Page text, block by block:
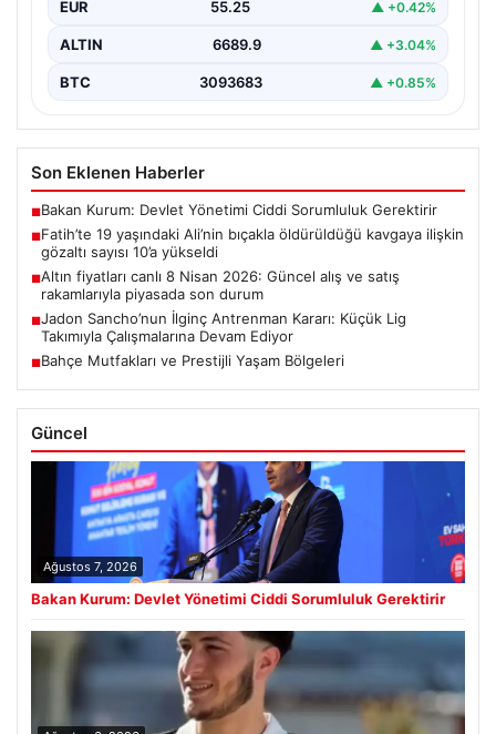
EUR 55.25 ▲ +0.42%
ALTIN 6689.9 ▲ +3.04%
BTC 3093683 ▲ +0.85%
Son Eklenen Haberler
■Bakan Kurum: Devlet Yönetimi Ciddi Sorumluluk Gerektirir
■Fatih’te 19 yaşındaki Ali’nin bıçakla öldürüldüğü kavgaya ilişkin
gözaltı sayısı 10’a yükseldi
■Altın fiyatları canlı 8 Nisan 2026: Güncel alış ve satış
rakamlarıyla piyasada son durum
■Jadon Sancho’nun İlginç Antrenman Kararı: Küçük Lig
Takımıyla Çalışmalarına Devam Ediyor
■Bahçe Mutfakları ve Prestijli Yaşam Bölgeleri
Güncel
Ağustos 7, 2026
Bakan Kurum: Devlet Yönetimi Ciddi Sorumluluk Gerektirir